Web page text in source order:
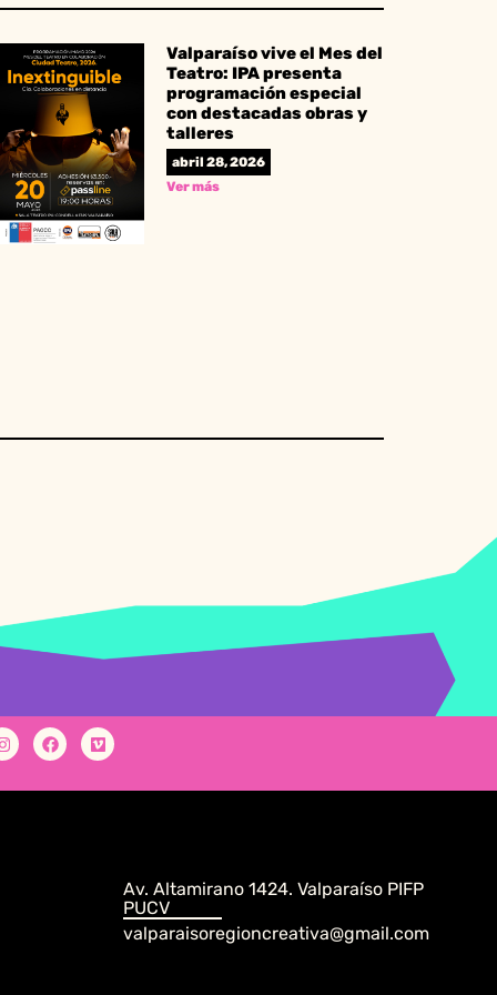
Valparaíso vive el Mes del
Teatro: IPA presenta
programación especial
con destacadas obras y
talleres
abril 28, 2026
Ver más
Av. Altamirano 1424. Valparaíso PIFP
PUCV
valparaisoregioncreativa@gmail.com